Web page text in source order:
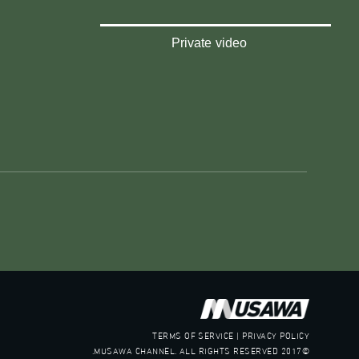
Private video
TERMS OF SERVICE | PRIVACY POLICY
©2017 MUSAWA CHANNEL. ALL RIGHTS RESERVED.